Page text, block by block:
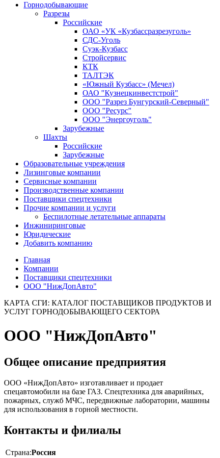
Горнодобывающие
Разрезы
Российские
ОАО «УК «Кузбассразрезуголь»
СДС-Уголь
Суэк-Кузбасс
Стройсервис
КТК
ТАЛТЭК
«Южный Кузбасс» (Мечел)
ОАО "Кузнецкинвестстрой"
ООО "Разрез Бунгурский-Северный"
ООО "Ресурс"
ООО "Энергоуголь"
Зарубежные
Шахты
Российские
Зарубежные
Образовательные учреждения
Лизинговые компании
Сервисные компании
Производственные компании
Поставщики спецтехники
Прочие компании и услуги
Беспилотные летательные аппараты
Инжиниринговые
Юридические
Добавить компанию
Главная
Компании
Поставщики спецтехники
ООО "НижДопАвто"
КАРТА СГИ: КАТАЛОГ ПОСТАВЩИКОВ ПРОДУКТОВ И
УСЛУГ ГОРНОДОБЫВАЮЩЕГО СЕКТОРА
ООО "НижДопАвто"
Общее описание предприятия
ООО «НижДопАвто» изготавливает и продает
спецавтомобили на базе ГАЗ. Спецтехника для аварийных,
пожарных, служб МЧС, передвижные лаборатории, машины
для использования в горной местности.
Контакты и филиалы
Страна:Россия